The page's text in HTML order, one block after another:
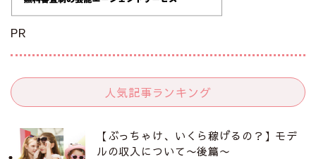
PR
人気記事ランキング
【ぶっちゃけ、いくら稼げるの？】モデ
ルの収入について〜後篇〜